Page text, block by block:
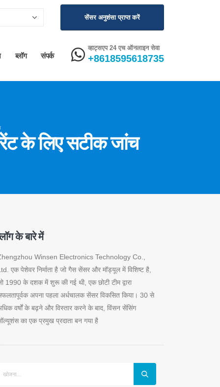
सेंसर अनुशंसा प्राप्त करें
ब्लॉग संपर्क
व्हाट्सएप 24 एच ऑनलाइन सेवा
+8618595618735
के लिए सटीक जांच
के बारे में
Winsen Electronics Technology Co.,
एक पेशेवर निर्माता है जो गैस सेंसर और मॉड्यूल में विशिष्ट है,
1990 के दशक में शुरू की गई थी, एक छोटी टीम द्वारा
अपना पहला अर्धचालक सेंसर विकसित किया। 30 से
वर्षों के बढ़ने और विस्तार करने के बाद, विंसन सेंसिंग
का एक प्रमुख प्रदाता बन गया है